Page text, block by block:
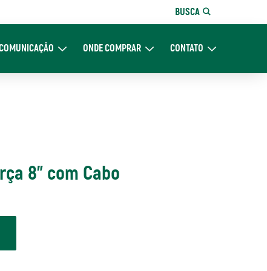
BUSCA
Nós Expand ComunicaçãoONDE COMPRARExpand Onde Comprar
CONTATOExpand Contato
8" com Cabo